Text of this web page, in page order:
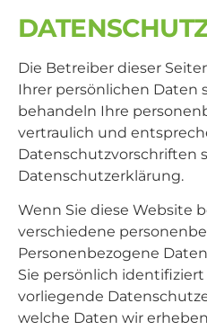
Die Betreiber dieser
Ihrer persönlichen Daten
behandeln Ihre
vertraulich und
Datenschutzvorschriften
Datenschutzerklärung.
Wenn Sie diese Website
verschiedene
Personenbezogene
Sie persönlich
vorliegende
welche Daten wir